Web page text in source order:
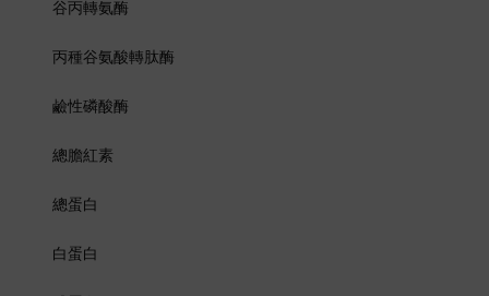
谷丙轉氨酶
丙種谷氨酸轉肽酶
鹼性磷酸酶
總膽紅素
總蛋白
白蛋白